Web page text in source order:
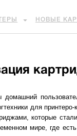
НОВЫЕ
для
которые
мире, где